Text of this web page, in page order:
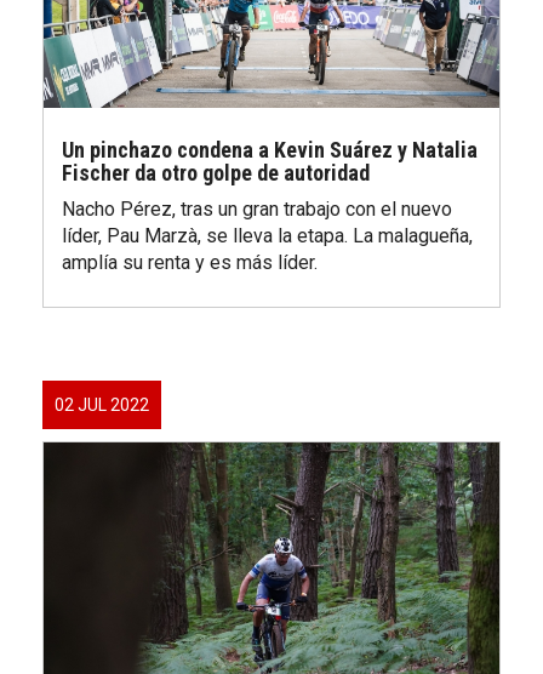
Un pinchazo condena a Kevin Suárez y Natalia
Fischer da otro golpe de autoridad
Nacho Pérez, tras un gran trabajo con el nuevo
líder, Pau Marzà, se lleva la etapa. La malagueña,
amplía su renta y es más líder.
02 JUL 2022